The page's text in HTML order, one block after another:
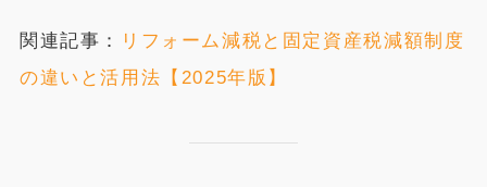
関連記事：
リフォーム減税と固定資産税減額制度
の違いと活用法【2025年版】